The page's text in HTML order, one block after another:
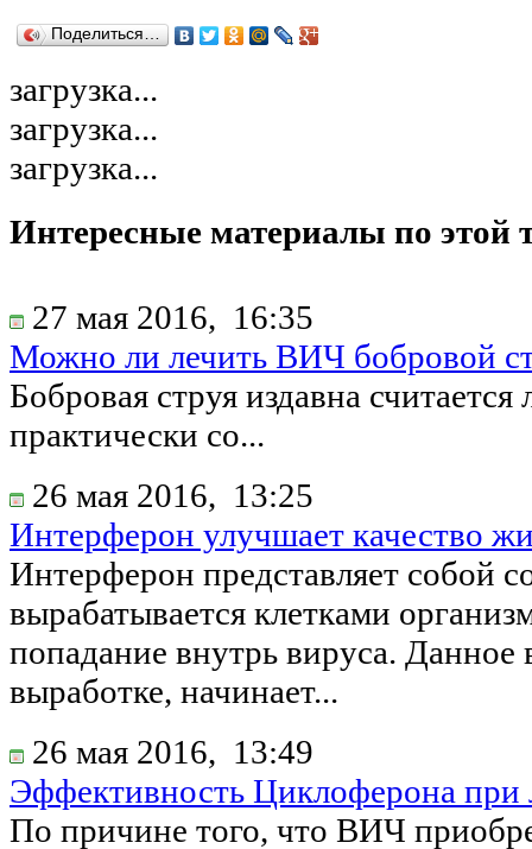
Поделиться…
загрузка...
загрузка...
загрузка...
Интересные материалы по этой
27 мая 2016, 16:35
Можно ли лечить ВИЧ бобровой
Бобровая струя издавна
практически со...
26 мая 2016, 13:25
Интерферон улучшает качество
Интерферон представляет собой
вырабатывается клетками
попадание внутрь вируса. Данное
выработке, начинает...
26 мая 2016, 13:49
Эффективность Циклоферона
По причине того, что ВИЧ